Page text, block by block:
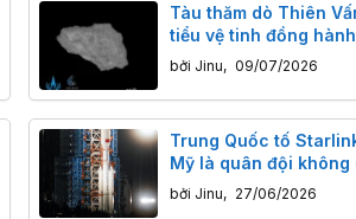
Tàu thăm dò Thiên
tiểu vệ tinh đồng
Trái Đất sau hành trình
bởi Jinu, 09/07/2026
Trung Quốc tố
Mỹ là quân đội không
hình với độc chiếm
đạo vàng
bởi Jinu, 27/06/2026